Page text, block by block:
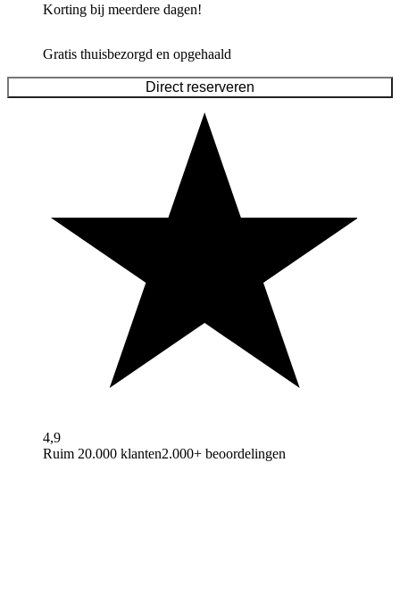
Korting bij meerdere dagen!
Gratis thuisbezorgd en opgehaald
Direct reserveren
4,9
Ruim 20.000 klanten2.000+ beoordelingen